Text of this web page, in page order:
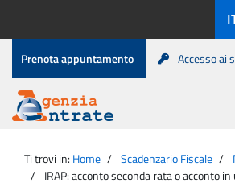
contenuto
Menu
di
servizio
Prenota appuntamento Accesso ai
Agenzia
Entrate
principale
Ti trovi in: Home Scadenzario Fiscale
IRAP: acconto seconda rata o acconto